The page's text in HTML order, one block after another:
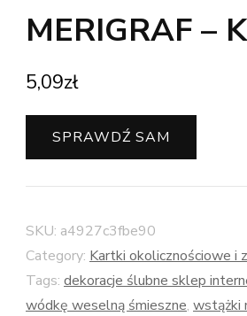
MERIGRAF –
5,09zł
SPRAWDŹ SAM
SKU: a4927c3fbe90
Category: Kartki okolicznościowe i
Tags: dekoracje ślubne sklep
wódkę weselną śmieszne, wstążki